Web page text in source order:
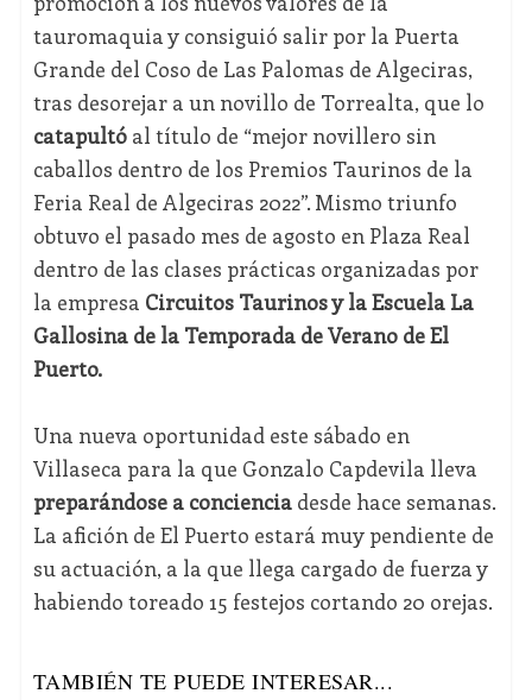
tauromaquia y consiguió salir por la Puerta
Grande del Coso de Las Palomas de Algeciras,
tras desorejar a un novillo de Torrealta, que lo
catapultóal título de “mejor novillero sin
caballos dentro de los Premios Taurinos de la
Feria Real de Algeciras 2022”. Mismo triunfo
obtuvo el pasado mes de agosto en Plaza Real
dentro de las clases prácticas organizadas por
la empresa Circuitos Taurinos y la Escuela La
Gallosina de la Temporada de Verano de El
Puerto.
Una nueva oportunidad este sábado en
Villaseca para la que Gonzalo Capdevila lleva
preparándose a concienciadesde hace semanas.
La afición de El Puerto estará muy pendiente de
su actuación, a la que llega cargado de fuerza y
habiendo toreado 15 festejos cortando 20 orejas.
TAMBIÉN TE PUEDE INTERESAR...